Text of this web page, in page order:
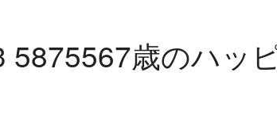
5875567歳のハッ